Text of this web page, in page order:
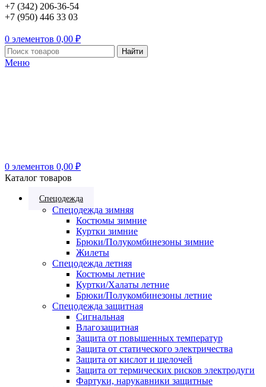
+7 (342) 206-36-54
+7 (950) 446 33 03
0 элементов 0,00 ₽
Найти
Меню
0 элементов 0,00 ₽
Каталог товаров
Спецодежда
Спецодежда зимняя
Костюмы зимние
Куртки зимние
Брюки/Полукомбинезоны зимние
Жилеты
Спецодежда летняя
Костюмы летние
Куртки/Халаты летние
Брюки/Полукомбинезоны летние
Спецодежда защитная
Сигнальная
Влагозащитная
Защита от повышенных температур
Защита от статического электричества
Защита от кислот и щелочей
Защита от термических рисков электродуги
Фартуки, нарукавники защитные